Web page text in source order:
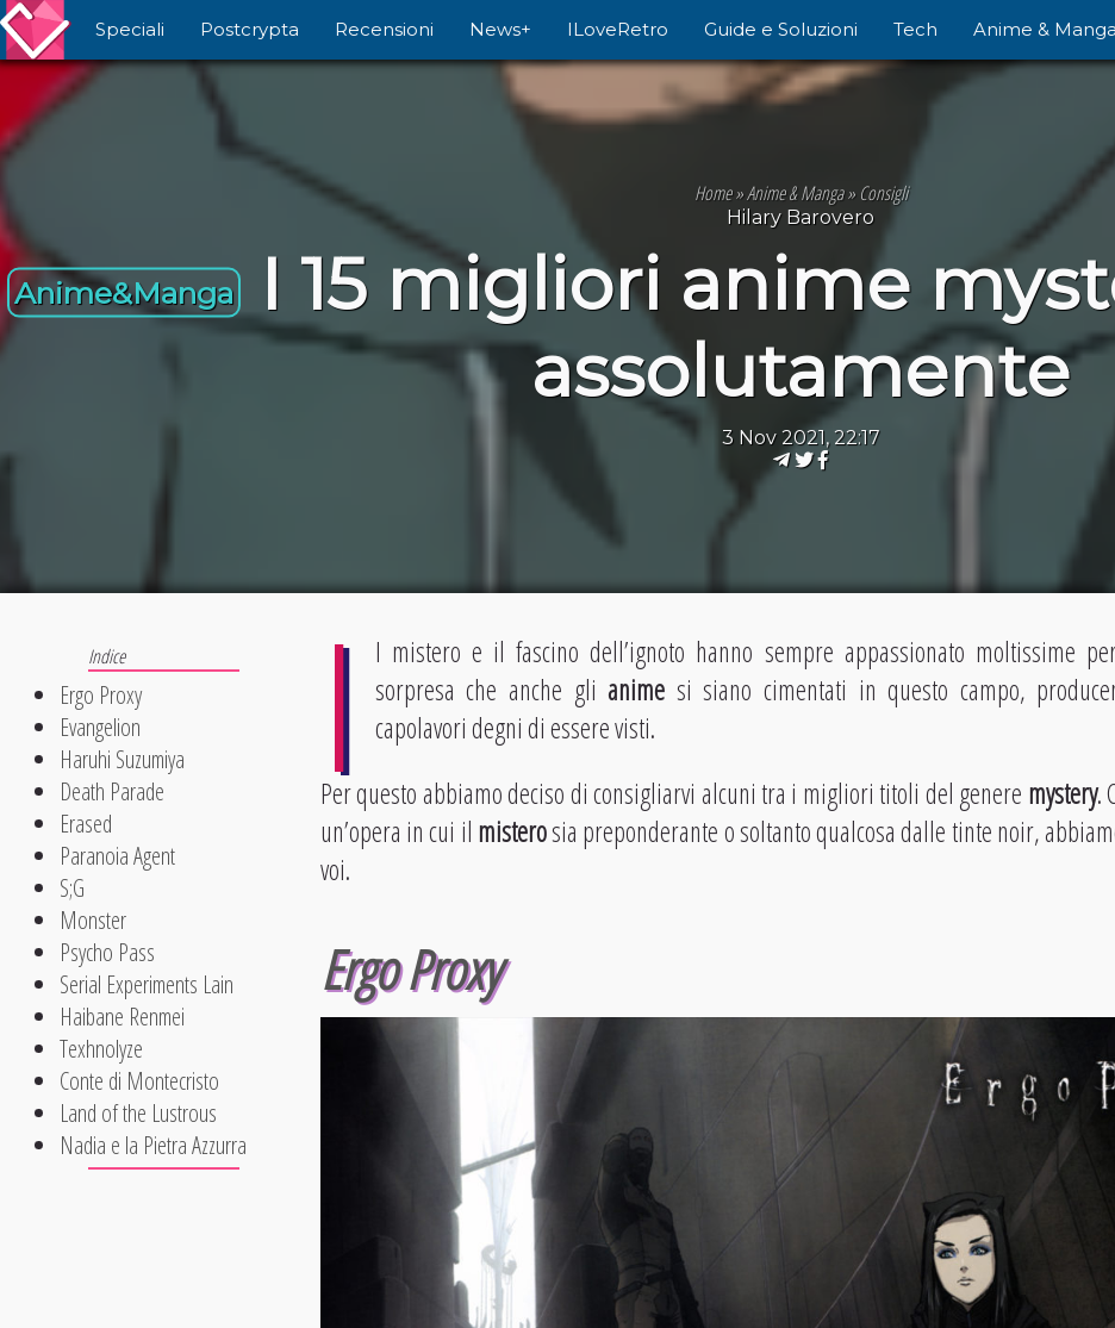
Speciali Postcrypta Recensioni News+ ILoveRetro Guide e Soluzioni Tech Anime & Manga
Home»Anime & Manga»Consigli
Hilary Barovero
Anime&Manga
I 15 migliori anime
assolutamente
3 Nov 2021, 22:17
I
I mistero e il fascino dell’ignoto hanno sempre appassionato moltissime
sorpresa che anche glianime si siano cimentati in questo campo,
capolavori degni di essere visti.
Per questo abbiamo deciso di consigliarvi alcuni tra i migliori titoli del genere mystery.
un’opera in cui il misterosia preponderante o soltanto qualcosa dalle tinte noir,
voi.
Ergo Proxy
Evangelion
Haruhi Suzumiya
Death Parade
Erased
Paranoia Agent
S;G
Monster
Psycho Pass
Serial Experiments Lain
Haibane Renmei
Texhnolyze
Conte di Montecristo
Land of the Lustrous
Nadia e la Pietra Azzurra
Ergo Proxy